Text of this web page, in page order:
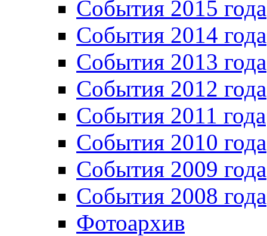
События 2015 года
События 2014 года
События 2013 года
События 2012 года
События 2011 года
События 2010 года
События 2009 года
События 2008 года
Фотоархив